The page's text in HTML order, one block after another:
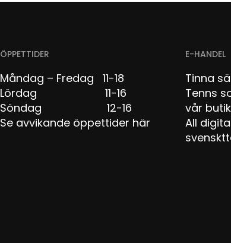
ÖPPETTIDER
Måndag – Fredag 11-18
Lördag 11-16
Söndag 12-16
Se avvikande öppettider här
E-HANDEL
Tinna
Tenns
vår
All